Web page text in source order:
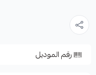
رقم الموديل